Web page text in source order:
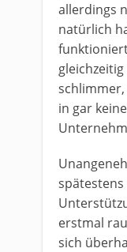
allerdings
natürlich
in gar
erstmal
sich